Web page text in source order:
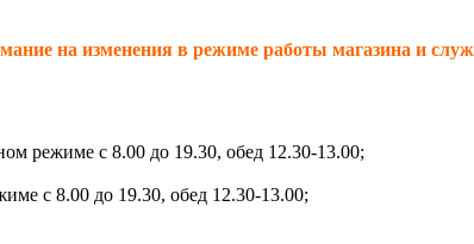
на изменения в режиме работы магазина и
режиме с 8.00 до 19.30, обед 12.30-13.00;
с 8.00 до 19.30, обед 12.30-13.00;